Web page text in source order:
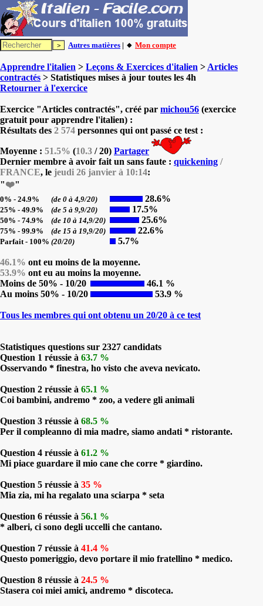
Autres matières | 🔸 Mon compte
Apprendre l'italien > Leçons & Exercices d'italien > Articles
contractés > Statistiques mises à jour toutes les 4h
Retourner à l'exercice
Exercice "Articles contractés", créé par michou56 (exercice
gratuit pour apprendre l'italien) :
Résultats des 2 574 personnes qui ont passé ce test :
Moyenne : 51.5% (10.3 / 20) Partager
Dernier membre à avoir fait un sans faute : quickening /
FRANCE, le jeudi 26 janvier à 10:14:
"❤️"
0% - 24.9% (de 0 à 4,9/20) 28.6%
25% - 49.9% (de 5 à 9,9/20) 17.5%
50% - 74.9% (de 10 à 14,9/20) 25.6%
75% - 99.9% (de 15 à 19,9/20) 22.6%
Parfait - 100% (20/20) 5.7%
46.1% ont eu moins de la moyenne.
53.9% ont eu au moins la moyenne.
Moins de 50% - 10/20
46.1 %
Au moins 50% - 10/20
53.9 %
Tous les membres qui ont obtenu un 20/20 à ce test
Statistiques questions sur 2327 candidats
Question 1 réussie à 63.7 %
Osservando * finestra, ho visto che aveva nevicato.
Question 2 réussie à 65.1 %
Coi bambini, andremo * zoo, a vedere gli animali
Question 3 réussie à 68.5 %
Per il compleanno di mia madre, siamo andati * ristorante.
Question 4 réussie à 61.2 %
Mi piace guardare il mio cane che corre * giardino.
Question 5 réussie à 35 %
Mia zia, mi ha regalato una sciarpa * seta
Question 6 réussie à 56.1 %
* alberi, ci sono degli uccelli che cantano.
Question 7 réussie à 41.4 %
Questo pomeriggio, devo portare il mio fratellino * medico.
Question 8 réussie à 24.5 %
Stasera coi miei amici, andremo * discoteca.